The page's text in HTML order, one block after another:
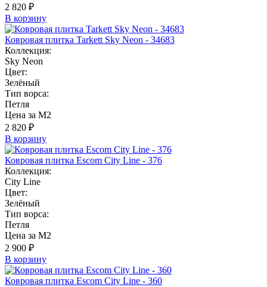
2 820 ₽
В корзину
Ковровая плитка Tarkett Sky Neon - 34683
Коллекция:
Sky Neon
Цвет:
Зелёный
Тип ворса:
Петля
Цена за М2
2 820 ₽
В корзину
Ковровая плитка Escom City Line - 376
Коллекция:
City Line
Цвет:
Зелёный
Тип ворса:
Петля
Цена за М2
2 900 ₽
В корзину
Ковровая плитка Escom City Line - 360